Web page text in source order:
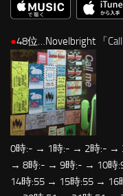
●48位…Novelbright 「
0時:- → 1時:- → 2時:- →
→ 8時:- → 9時:- → 10時
14時:55 → 15時:55 →